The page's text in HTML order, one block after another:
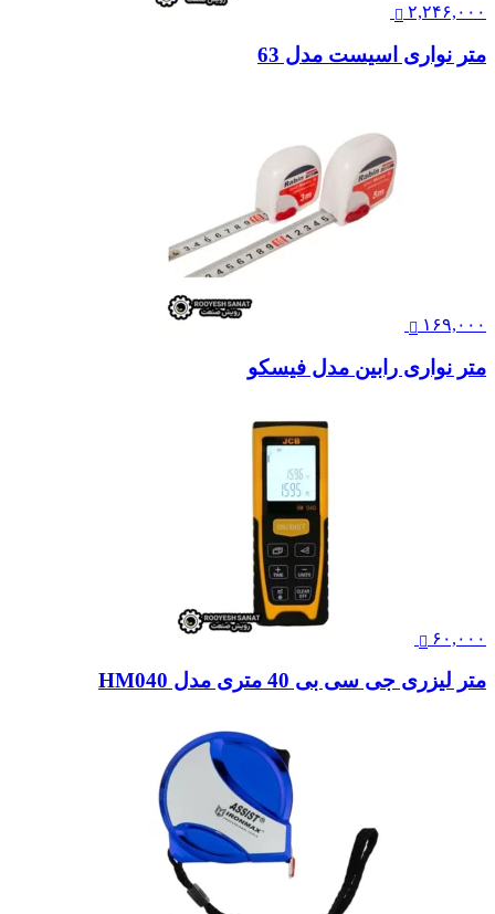
۲,۲۴۶,۰۰۰
متر نواری اسیست مدل 63
۱۶۹,۰۰۰
متر نواری رابین مدل فیسکو
۶۰,۰۰۰
متر لیزری جی سی بی 40 متری مدل HM040